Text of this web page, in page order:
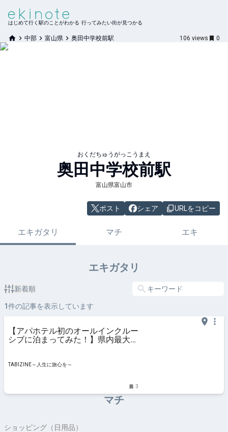
はじめて行く駅のことがわかる 行ってみたい街が見つかる
中部 富山県 奥田中学校前駅 106 views 0
おくだちゅうがっこうまえ
奥田中学校前駅
富山県富山市
ポスト シェア URLをコピー
エキガタリ マチ エキ
エキガタリ
新着順
1件の記事を表示しています
【アパホテル初のオールインクルー
シブに泊まってみた！】県内最大級
TABIZINE～人生に旅心を～
3
マチ
ショッピング（日用品）